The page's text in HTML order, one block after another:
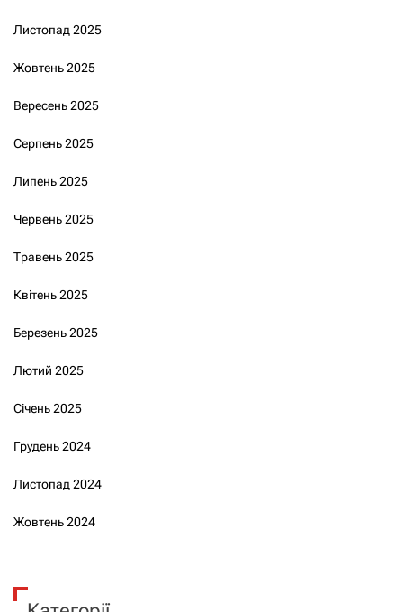
Листопад 2025
Жовтень 2025
Вересень 2025
Серпень 2025
Липень 2025
Червень 2025
Травень 2025
Квітень 2025
Березень 2025
Лютий 2025
Січень 2025
Грудень 2024
Листопад 2024
Жовтень 2024